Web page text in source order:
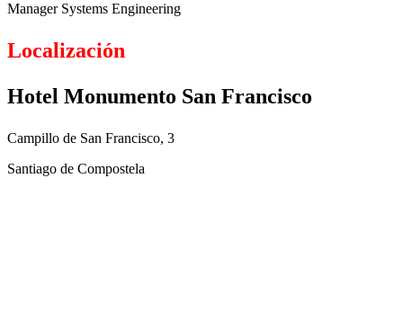
Manager Systems Engineering
Localización
Hotel Monumento San Francisco
Campillo de San Francisco, 3
Santiago de Compostela